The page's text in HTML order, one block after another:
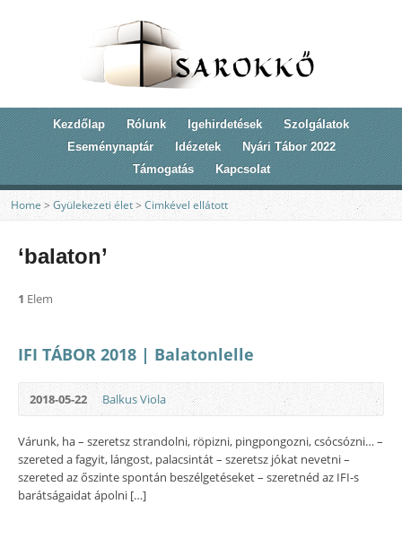
Kezdőlap Rólunk Igehirdetések
Szolgálatok
Eseménynaptár
Idézetek
Nyári Tábor 2022
Támogatás
Kapcsolat
Home > Gyülekezeti élet > Cimkével ellátott
‘balaton’
1 Elem
IFI TÁBOR 2018 | Balatonlelle
2018-05-22 Balkus Viola
Várunk, ha – szeretsz strandolni, röpizni, pingpongozni, csócsózni… –
szereted a fagyit, lángost, palacsintát – szeretsz jókat nevetni –
szereted az őszinte spontán beszélgetéseket – szeretnéd az IFI-s
barátságaidat ápolni […]